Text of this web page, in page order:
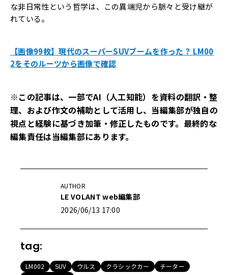
な非日常性という哲学は、この異端児から脈々と受け継が
れている。
【画像99枚】現代のスーパーSUVブームを作った？ LM00
2をそのルーツから画像で確認
※この記事は、一部でAI（人工知能）を資料の翻訳・整
理、および作文の補助として活用し、当編集部が独自の
視点と経験に基づき加筆・修正したものです。最終的な
編集責任は当編集部にあります。
AUTHOR
LE VOLANT web編集部
2026/06/13 17:00
tag:
LM002 SUV ウルス クラシックカー
チーター